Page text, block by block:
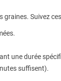
graines. Suivez
une durée
suffisent).